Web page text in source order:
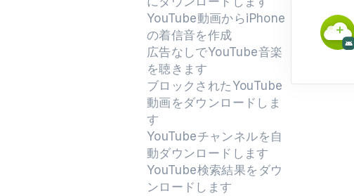
YouTube動画からiPhone
の着信音を作成
広告なしでYouTube音楽
を聴きます
ブロックされたYouTube
動画をダウンロードしま
す
YouTubeチャンネルを自
動ダウンロードします
YouTube検索結果をダウ
ンロードします